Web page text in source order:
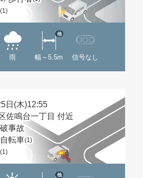
(1)
雨 幅～5.5m
他
信号なし
日(木)12:55
佐鳴台一丁目 付近
事故
自転車(1)
(1)
他